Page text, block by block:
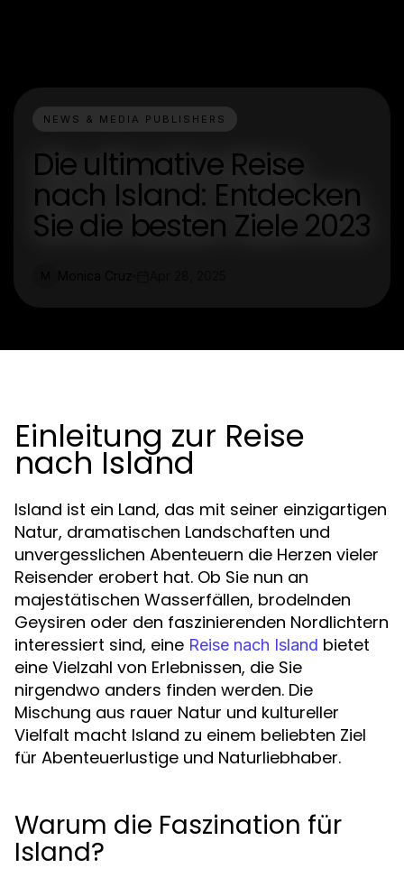
NEWS & MEDIA PUBLISHERS
Die ultimative Reise
nach Island: Entdecken
Sie die besten Ziele 2023
Einleitung zur Reise
nach Island
Island ist ein Land, das mit seiner einzigartigen
Natur, dramatischen Landschaften und
unvergesslichen Abenteuern die Herzen vieler
Reisender erobert hat. Ob Sie nun an
majestätischen Wasserfällen, brodelnden
Geysiren oder den faszinierenden Nordlichtern
interessiert sind, eine Reise nach Island bietet
eine Vielzahl von Erlebnissen, die Sie
nirgendwo anders finden werden. Die
Mischung aus rauer Natur und kultureller
Vielfalt macht Island zu einem beliebten Ziel
für Abenteuerlustige und Naturliebhaber.
Warum die Faszination für
Island?